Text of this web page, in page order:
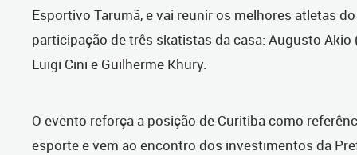
Esportivo Tarumã, e vai reunir os melhores atletas
participação de três skatistas da casa: Augusto Akio
Luigi Cini e Guilherme Khury.
O evento reforça a posição de Curitiba como
esporte e vem ao encontro dos investimentos da